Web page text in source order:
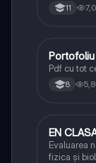
11
Pdf cu tot
8
EN
Evaluarea
fizica și